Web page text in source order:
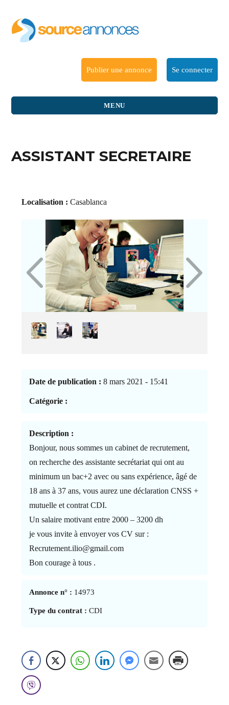
Publier une annonce Se connecter
MENU
ASSISTANT SECRETAIRE
Localisation : Casablanca
Date de publication : 8 mars 2021 - 15:41
Catégorie :
Description :
Bonjour, nous sommes un cabinet de recrutement,
on recherche des assistante secrétariat qui ont au
minimum un bac+2 avec ou sans expérience, âgé de
18 ans à 37 ans, vous aurez une déclaration CNSS +
mutuelle et contrat CDI.
Un salaire motivant entre 2000 – 3200 dh
je vous invite à envoyer vos CV sur :
Recrutement.ilio@gmail.com
Bon courage à tous .
Annonce n° : 14973
Type du contrat : CDI